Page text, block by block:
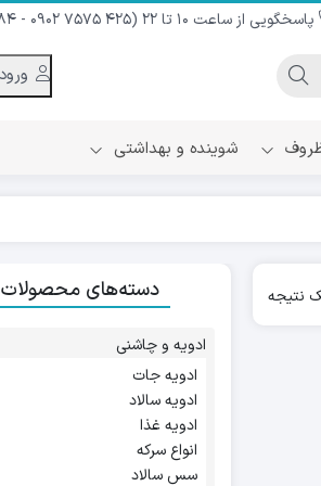
پاسخگویی از ساعت 10 تا 22 (425 7575 0902 - 02191016284)
سرد
شوینده و بهداشتی
نتیجه دسته‌های محصولات
ادویه و چاشنی
ادویه جات
ادویه سالاد
ادویه غذا
انواع سرکه
سس سالاد